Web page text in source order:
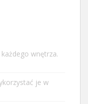
wnętrza.
je w